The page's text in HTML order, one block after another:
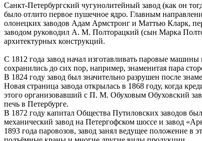
Санкт-Петербургский чугунолитейный завод (как он
было отлито первое пушечное ядро. Главным
олонецких заводов Адам Армстронг и Маттью Кларк,
заводом руководил А. М. Полторацкий (сын Марка
архитектурных конструкций.
С 1812 года завод начал изготавливать паровые
сохранились до сих пор, например, знаменитая пара
В 1824 году завод был значительно разрушен после
Новая страница завода открылась в 1868 году, когда
этого организовавший с П. М. Обуховым Обуховский
печь в Петербурге.
В 1872 году капитал Общества Путиловских заводов
механический завод на Петергофском шоссе и завод
1893 года паровозов, завод занял ведущее положение в